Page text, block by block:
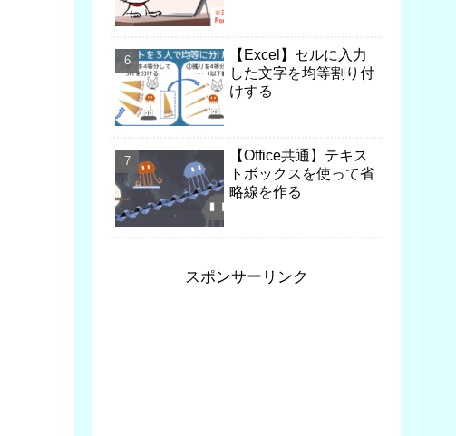
【Excel】セルに入力
した文字を均等割り付
けする
【Office共通】テキス
トボックスを使って省
略線を作る
スポンサーリンク